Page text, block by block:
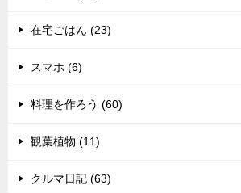
在宅ごはん (23)
スマホ (6)
料理を作ろう (60)
観葉植物 (11)
クルマ日記 (63)